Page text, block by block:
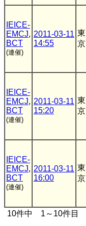
IEICE-
EMCJ,
BCT
(連催)
2011-03-11
14:55
東
京
IEICE-
EMCJ,
BCT
(連催)
2011-03-11
15:20
東
京
IEICE-
EMCJ,
BCT
(連催)
2011-03-11
16:00
東
京
10件中 1～10件目